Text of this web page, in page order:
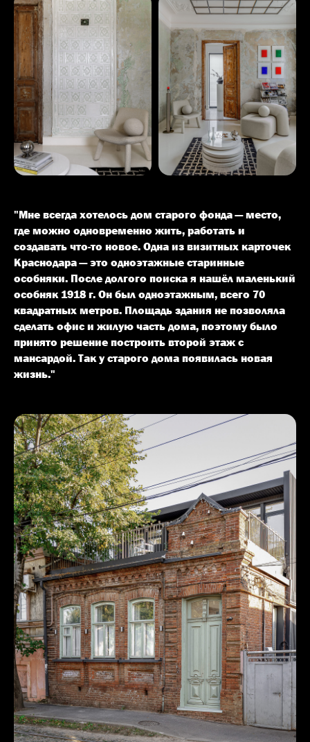
"Мне всегда хотелось дом старого фонда — место,
где можно одновременно жить, работать и
создавать что-то новое. Одна из визитных карточек
Краснодара — это одноэтажные старинные
особняки. После долгого поиска я нашёл маленький
особняк 1918 г. Он был одноэтажным, всего 70
квадратных метров. Площадь здания не позволяла
сделать офис и жилую часть дома, поэтому было
принято решение построить второй этаж с
мансардой. Так у старого дома появилась новая
жизнь."